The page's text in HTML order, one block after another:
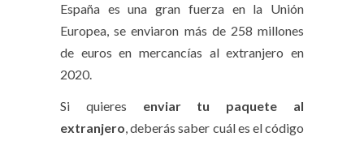
España es una gran fuerza en la Unión
Europea, se enviaron más de 258 millones
de euros en mercancías al extranjero en
2020.
Si quieres enviar tu paquete al
extranjero, deberás saber cuál es el código